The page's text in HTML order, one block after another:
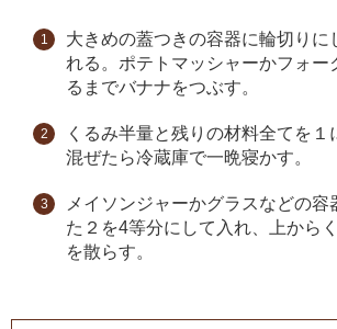
大きめの蓋つきの容器に輪切りに
れる。ポテトマッシャーかフォー
るまでバナナをつぶす。
くるみ半量と残りの材料全てを１
混ぜたら冷蔵庫で一晩寝かす。
メイソンジャーかグラスなどの容
た２を4等分にして入れ、上から
を散らす。